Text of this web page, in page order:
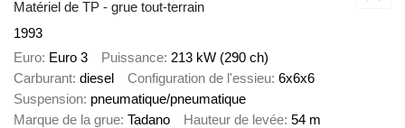
Matériel de TP - grue tout-terrain
1993
Euro Euro 3 Puissance 213 kW (290 ch)
Carburant diesel Configuration de l'essieu 6x6x6
Suspension pneumatique/pneumatique
Marque de la grue Tadano Hauteur de levée 54 m